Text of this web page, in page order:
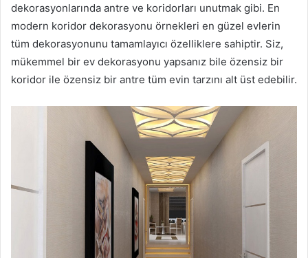
dekorasyonlarında antre ve koridorları unutmak gibi. En
modern koridor dekorasyonu örnekleri en güzel evlerin
tüm dekorasyonunu tamamlayıcı özelliklere sahiptir. Siz,
mükemmel bir ev dekorasyonu yapsanız bile özensiz bir
koridor ile özensiz bir antre tüm evin tarzını alt üst edebilir.